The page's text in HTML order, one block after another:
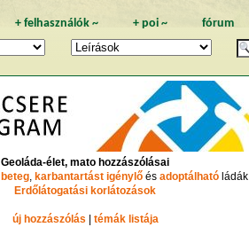
+felhasználók ~ + poi~ fórum
Geoláda-élet, mato hozzászólásai
beteg, karbantartást igénylőés adoptálhatóládák
Erdőlátogatási korlátozások
új hozzászólás | témák listája